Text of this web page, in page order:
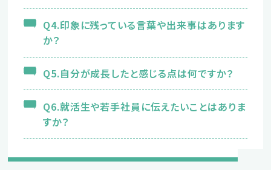
2028年版はこちら
中途の方
エントリーはこちら
エントリーフォーム
Q4.印象に残っている言葉や出来事はあります
か？
Q5.自分が成長したと感じる点は何ですか？
Q6.就活生や若手社員に伝えたいことはありま
すか？